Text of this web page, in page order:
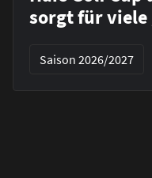
sorgt für viele
Saison 2026/2027